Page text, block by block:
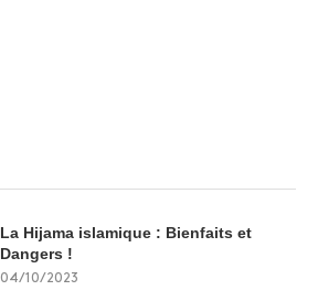
La Hijama islamique : Bienfaits et
Dangers !
04/10/2023